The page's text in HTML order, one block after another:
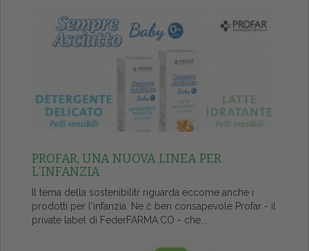
PROFAR, UNA NUOVA LINEA PER
L’INFANZIA
Il tema della sostenibilitŕ riguarda eccome anche i
prodotti per l'infanzia. Ne č ben consapevole Profar - il
private label di FederFARMA.CO - che...